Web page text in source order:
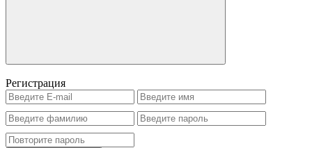
Регистрация